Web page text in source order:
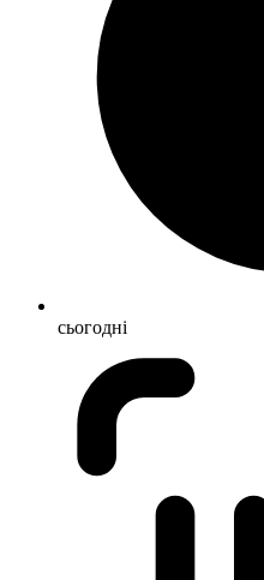
сьогодні